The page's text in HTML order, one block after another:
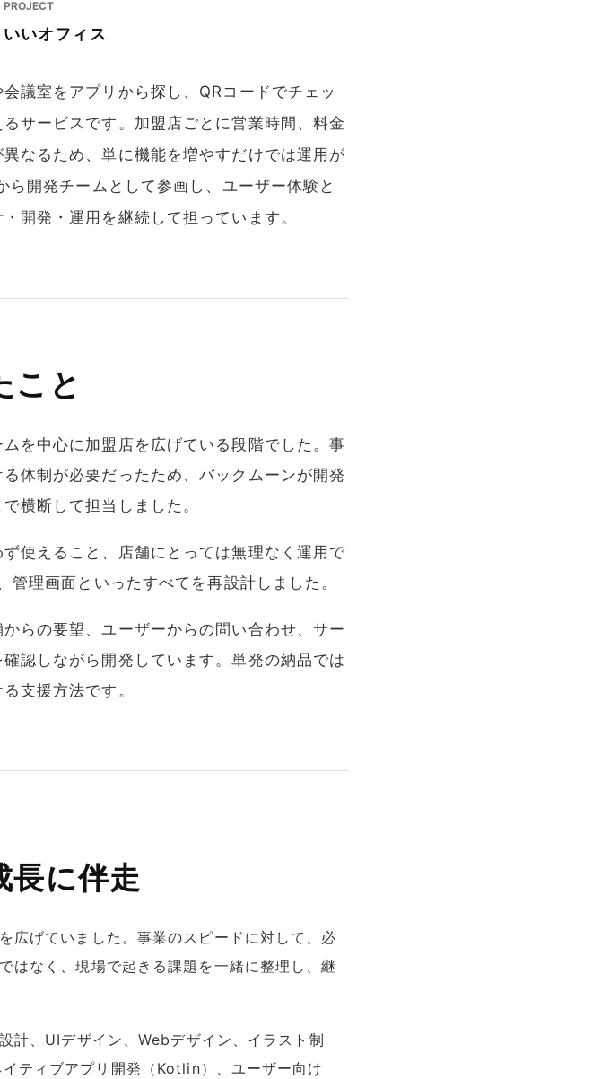
PROJECT
いいオフィス
議室をアプリから探し、QRコードでチェッ
サービスです。加盟店ごとに営業時間、料金
なるため、単に機能を増やすだけでは運用が
開発チームとして参画し、ユーザー体験と
開発・運用を継続して担っています。
こと
を中心に加盟店を広げている段階でした。事
体制が必要だったため、バックムーンが開発
横断して担当しました。
使えること、店舗にとっては無理なく運用で
理画面といったすべてを再設計しました。
らの要望、ユーザーからの問い合わせ、サー
認しながら開発しています。単発の納品では
支援方法です。
長に伴走
広げていました。事業のスピードに対して、必
はなく、現場で起きる課題を一緒に整理し、継
計、UIデザイン、Webデザイン、イラスト制
ティブアプリ開発（Kotlin）、ユーザー向け